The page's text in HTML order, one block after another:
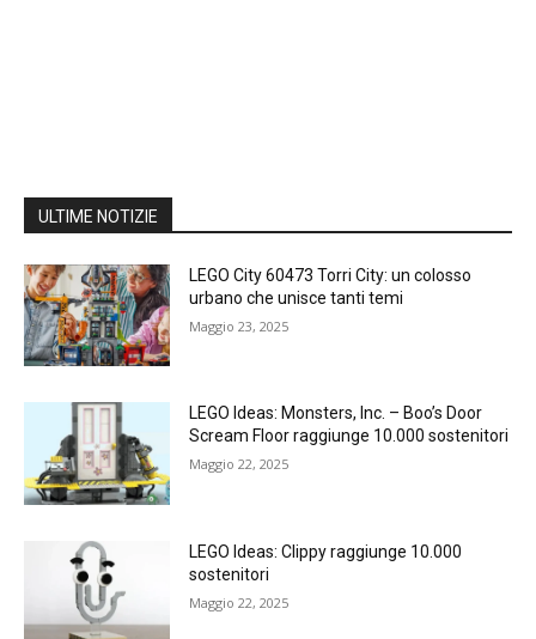
ULTIME NOTIZIE
LEGO City 60473 Torri City: un colosso
urbano che unisce tanti temi
Maggio 23, 2025
LEGO Ideas: Monsters, Inc. – Boo’s Door
Scream Floor raggiunge 10.000 sostenitori
Maggio 22, 2025
LEGO Ideas: Clippy raggiunge 10.000
sostenitori
Maggio 22, 2025